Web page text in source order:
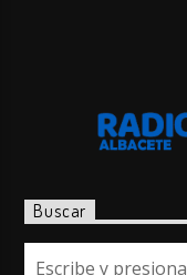
Buscar